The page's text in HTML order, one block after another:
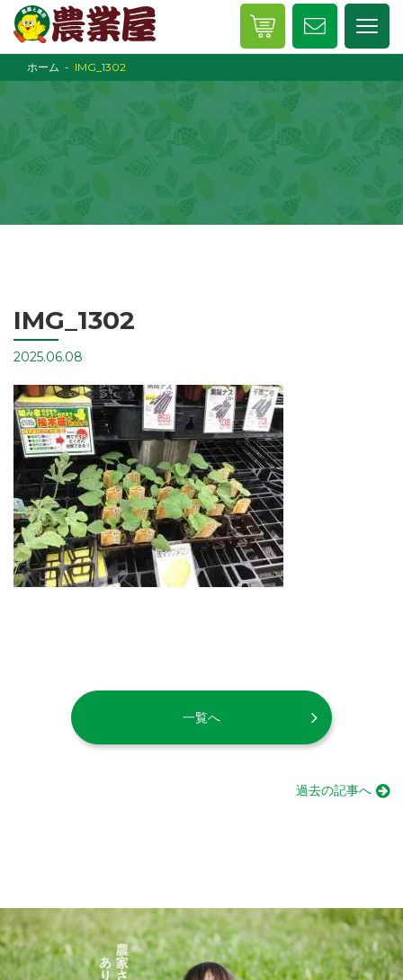
ホーム IMG_1302
IMG_1302
2025.06.08
一覧へ
過去の記事へ